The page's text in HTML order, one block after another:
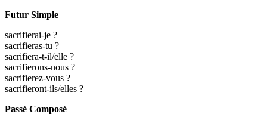
Futur Simple
sacrifierai-je ?
sacrifieras-tu ?
sacrifiera-t-il/elle ?
sacrifierons-nous ?
sacrifierez-vous ?
sacrifieront-ils/elles ?
Passé Composé